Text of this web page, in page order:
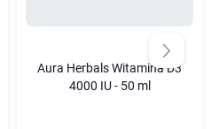
Aura Herbals Witamina D3
4000 IU - 50 ml